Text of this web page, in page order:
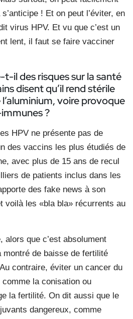
! Et on peut l’éviter, en
virus HPV. Et vu que c’est un
lent, il faut se faire vacciner
il des risques sur la santé
disent qu’il rend stérile
voire provoque
?
HPV ne présente pas de
des vaccins les plus étudiés de
avec plus de 15 ans de recul
de patients inclus dans les
des fake news à son
voilà les «bla bla» récurrents au
alors que c’est absolument
montré de baisse de fertilité
contraire, éviter un cancer du
la conisation ou
la fertilité. On dit aussi que le
dangereux, comme